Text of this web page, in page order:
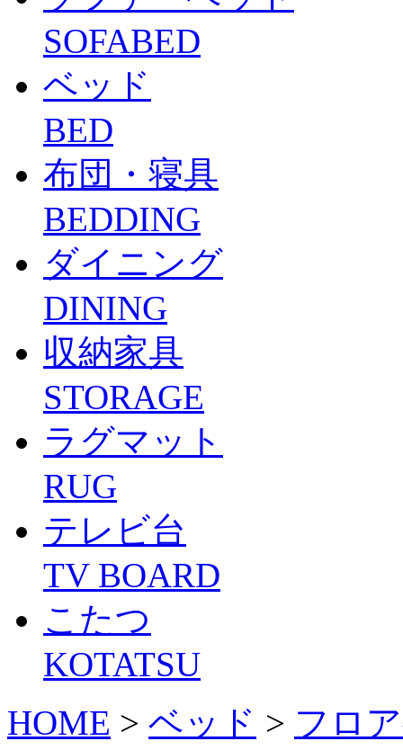
SOFABED
ベッド
BED
布団・寝具
BEDDING
ダイニング
DINING
収納家具
STORAGE
ラグマット
RUG
テレビ台
TV BOARD
こたつ
KOTATSU
HOME > ベッド > フロ